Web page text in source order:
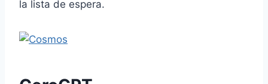
la lista de espera.